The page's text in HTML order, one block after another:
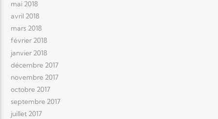
mai 2018
avril 2018
mars 2018
février 2018
janvier 2018
décembre 2017
novembre 2017
octobre 2017
septembre 2017
juillet 2017